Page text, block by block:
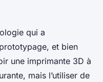
les
une
qui a
et bien
une imprimante 3D à
mais l’utiliser de